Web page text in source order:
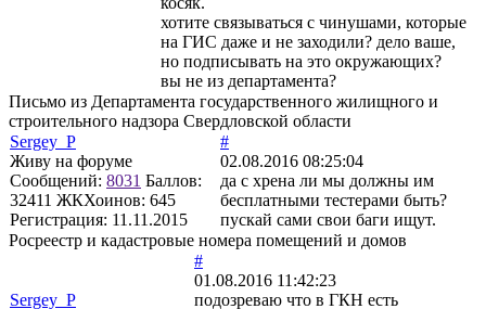
хотите связываться с чинушами, которые
на ГИС даже и не заходили? дело ваше,
но подписывать на это окружающих?
вы не из департамента?
Письмо из Департамента государственного жилищного и
строительного надзора Свердловской области
Sergey_P
Живу на форуме
Сообщений: 8031 Баллов:
32411 ЖКХоинов: 645
Регистрация: 11.11.2015
#
02.08.2016 08:25:04
да с хрена ли мы должны им
бесплатными тестерами быть?
пускай сами свои баги ищут.
Росреестр и кадастровые номера помещений и домов
Sergey_P
#
01.08.2016 11:42:23
подозреваю что в ГКН есть